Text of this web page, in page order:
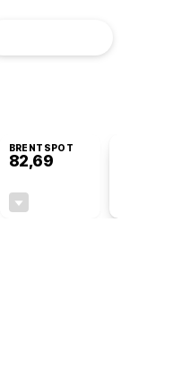
BRENTSPOT
82,69